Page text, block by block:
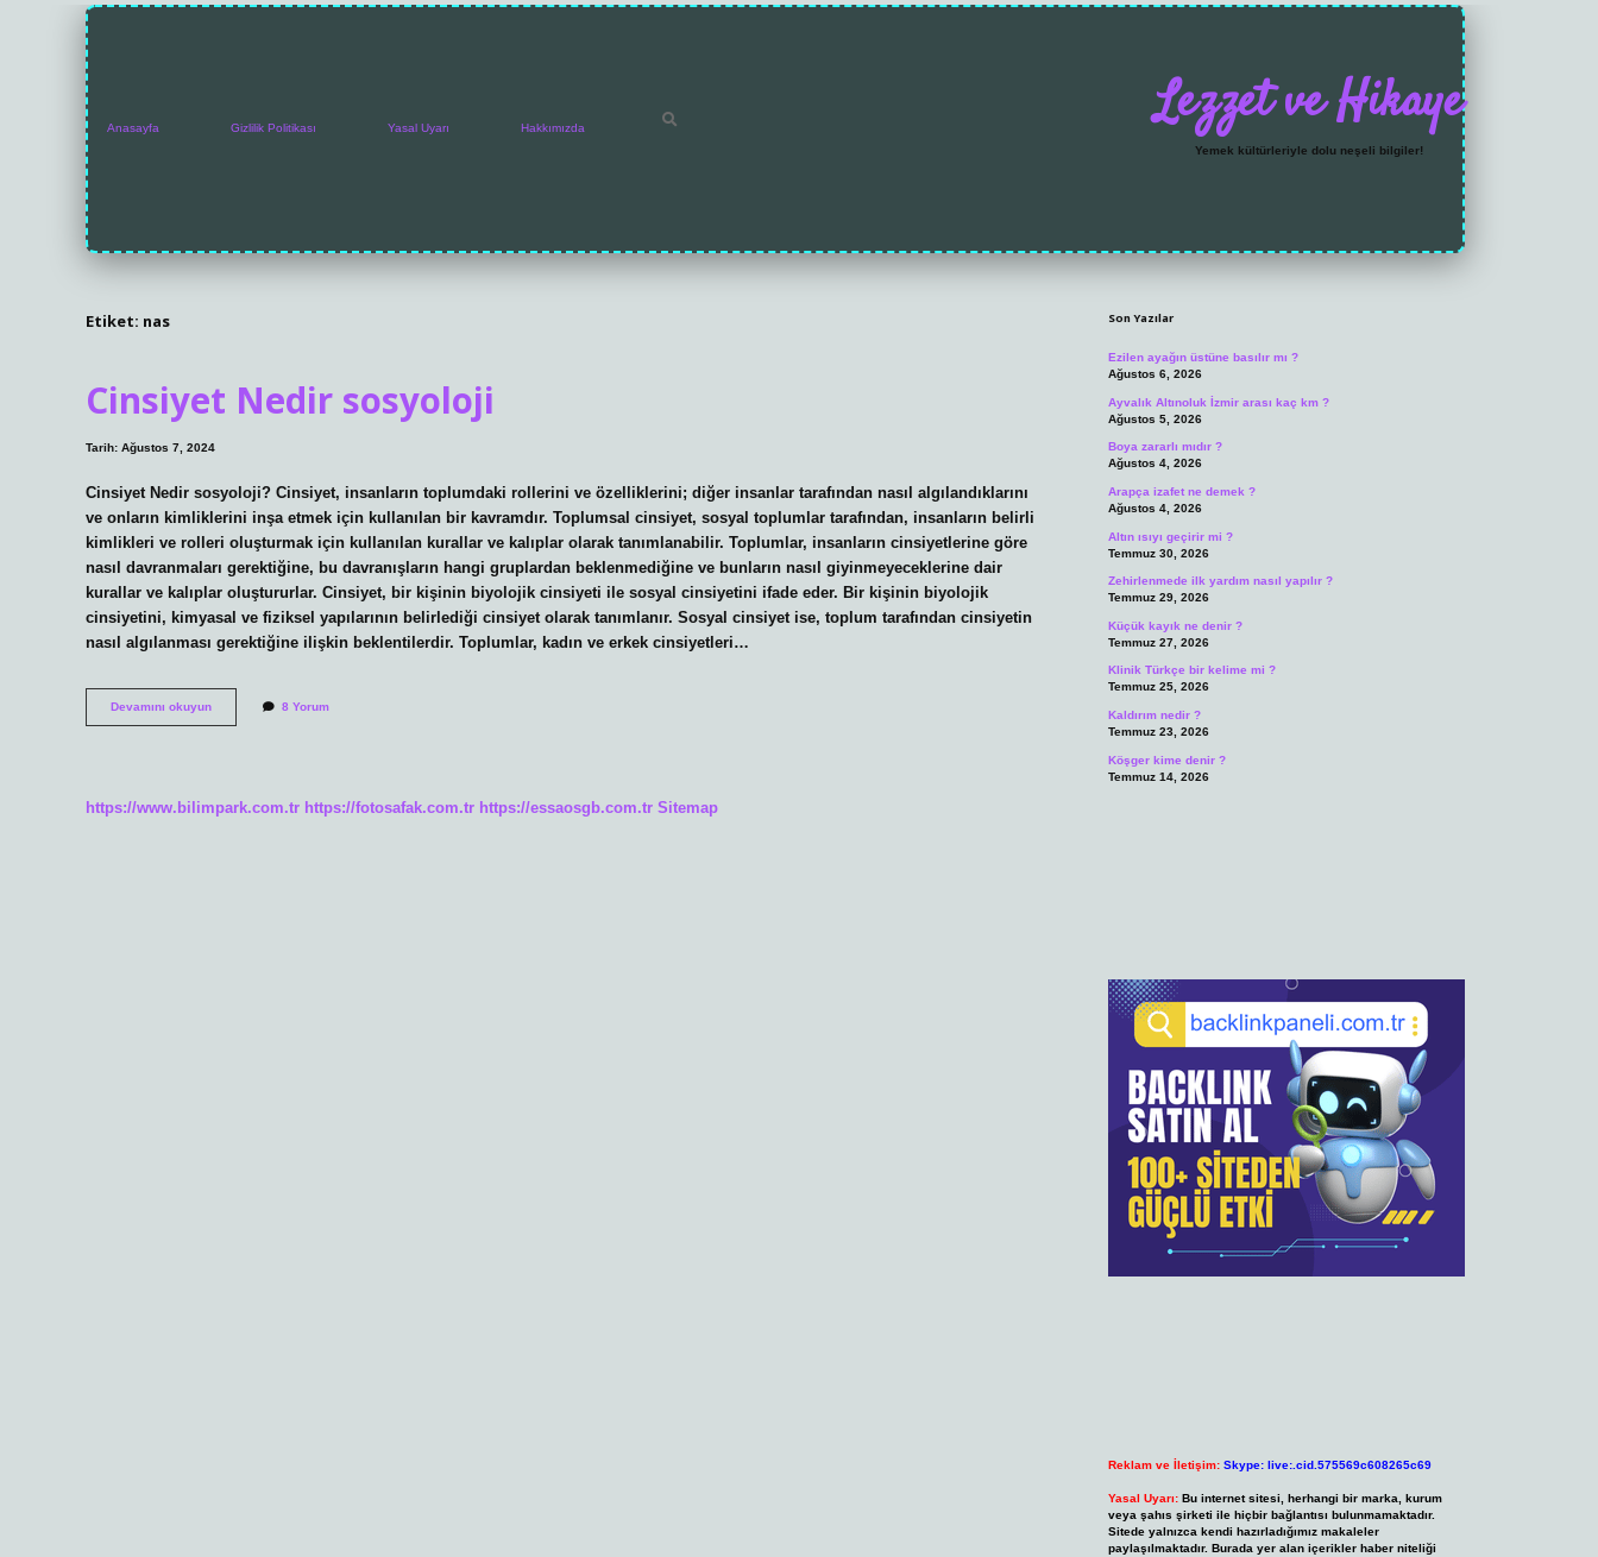
Anasayfa Gizlilik Politikası Yasal Uyarı Hakkımızda Lezzet ve Hikaye
Yemek kültürleriyle dolu neşeli bilgiler!
Etiket: nas
Cinsiyet Nedir sosyoloji
Tarih: Ağustos 7, 2024
Cinsiyet Nedir sosyoloji? Cinsiyet, insanların toplumdaki rollerini ve özelliklerini; diğer insanlar tarafından nasıl algılandıklarını
ve onların kimliklerini inşa etmek için kullanılan bir kavramdır. Toplumsal cinsiyet, sosyal toplumlar tarafından, insanların belirli
kimlikleri ve rolleri oluşturmak için kullanılan kurallar ve kalıplar olarak tanımlanabilir. Toplumlar, insanların cinsiyetlerine göre
nasıl davranmaları gerektiğine, bu davranışların hangi gruplardan beklenmediğine ve bunların nasıl giyinmeyeceklerine dair
kurallar ve kalıplar oluştururlar. Cinsiyet, bir kişinin biyolojik cinsiyeti ile sosyal cinsiyetini ifade eder. Bir kişinin biyolojik
cinsiyetini, kimyasal ve fiziksel yapılarının belirlediği cinsiyet olarak tanımlanır. Sosyal cinsiyet ise, toplum tarafından cinsiyetin
nasıl algılanması gerektiğine ilişkin beklentilerdir. Toplumlar, kadın ve erkek cinsiyetleri…
Devamını okuyunCinsiyet
Nedir
8 Yorum
https://www.bilimpark.com.tr https://fotosafak.com.tr https://essaosgb.com.tr Sitemap
Sidebar
Son Yazılar
Ezilen ayağın üstüne basılır mı ?
Ağustos 6, 2026
Ayvalık Altınoluk İzmir arası kaç km ?
Ağustos 5, 2026
Boya zararlı mıdır ?
Ağustos 4, 2026
Arapça izafet ne demek ?
Ağustos 4, 2026
Altın ısıyı geçirir mi ?
Temmuz 30, 2026
Zehirlenmede ilk yardım nasıl yapılır ?
Temmuz 29, 2026
Küçük kayık ne denir ?
Temmuz 27, 2026
Klinik Türkçe bir kelime mi ?
Temmuz 25, 2026
Kaldırım nedir ?
Temmuz 23, 2026
Köşger kime denir ?
Temmuz 14, 2026
Reklam ve İletişim: Skype: live:.cid.575569c608265c69
Yasal Uyarı: Bu internet sitesi, herhangi bir marka, kurum
veya şahıs şirketi ile hiçbir bağlantısı bulunmamaktadır.
Sitede yalnızca kendi hazırladığımız makaleler
paylaşılmaktadır. Burada yer alan içerikler haber niteliği